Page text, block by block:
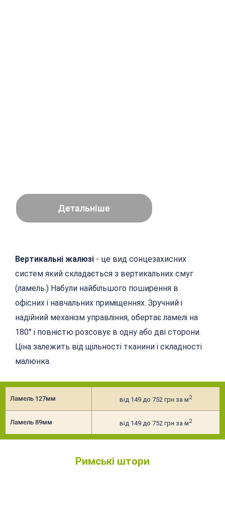
Детальніше
Вертикальні жалюзі - це вид сонцезахисних
систем який складається з вертикальних смуг
(ламель.) Набули найбільшого поширення в
офісних і навчальних приміщеннях. Зручний і
надійний механізм управління, обертає ламелі на
180° і повністю розсовує в одну або дві сторони.
Ціна залежить від щільності тканини і складності
малюнка.
Ламель 127мм від 149 до 752 грн за м2
Ламель 89мм від 149 до 752 грн за м2
Римські штори